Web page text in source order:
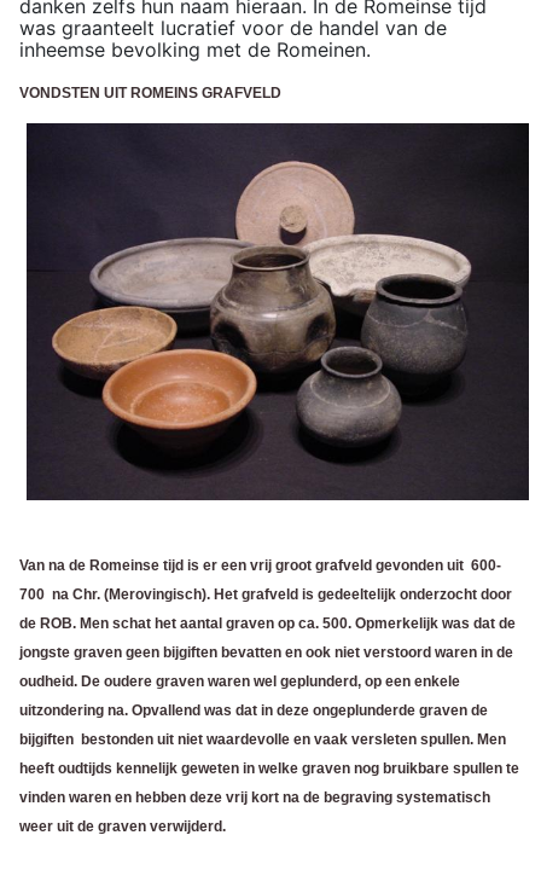
danken zelfs hun naam hieraan. In de Romeinse tijd
was graanteelt lucratief voor de handel van de
inheemse bevolking met de Romeinen.
VONDSTEN UIT ROMEINS GRAFVELD
Van na de Romeinse tijd is er een vrij groot grafveld gevonden uit 600-
700 na Chr. (Merovingisch). Het grafveld is gedeeltelijk onderzocht door
de ROB. Men schat het aantal graven op ca. 500. Opmerkelijk was dat de
jongste graven geen bijgiften bevatten en ook niet verstoord waren in de
oudheid. De oudere graven waren wel geplunderd, op een enkele
uitzondering na. Opvallend was dat in deze ongeplunderde graven de
bijgiften bestonden uit niet waardevolle en vaak versleten spullen. Men
heeft oudtijds kennelijk geweten in welke graven nog bruikbare spullen te
vinden waren en hebben deze vrij kort na de begraving systematisch
weer uit de graven verwijderd.